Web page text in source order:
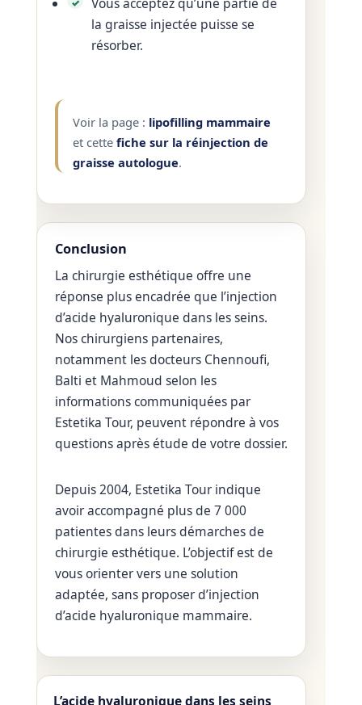
la graisse injectée puisse se
résorber.
Voir la page : lipofilling mammaire
et cette fiche sur la réinjection de
graisse autologue.
Conclusion
La chirurgie esthétique offre une
réponse plus encadrée que l’injection
d’acide hyaluronique dans les seins.
Nos chirurgiens partenaires,
notamment les docteurs Chennoufi,
Balti et Mahmoud selon les
informations communiquées par
Estetika Tour, peuvent répondre à vos
questions après étude de votre dossier.
Depuis 2004, Estetika Tour indique
avoir accompagné plus de 7 000
patientes dans leurs démarches de
chirurgie esthétique. L’objectif est de
vous orienter vers une solution
adaptée, sans proposer d’injection
d’acide hyaluronique mammaire.
L’acide hyaluronique dans les seins